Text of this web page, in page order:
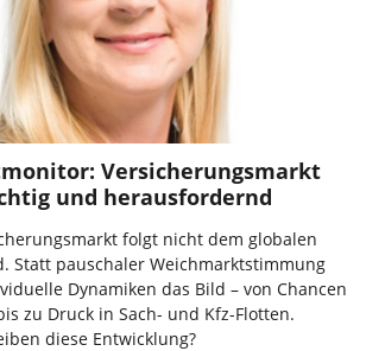
Versicherungsmarkt
und herausfordernd
folgt nicht dem globalen
Statt pauschaler Weichmarktstimmung
Dynamiken das Bild – von Chancen
zu Druck in Sach- und Kfz-Flotten.
diese Entwicklung?